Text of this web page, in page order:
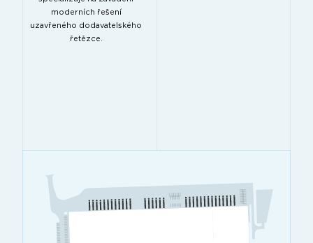
moderních řešení
uzavřeného dodavatelského
řetězce.